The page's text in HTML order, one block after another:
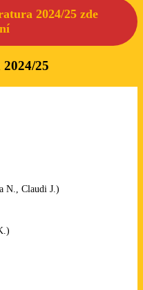
2024/25 zde
25
N., Claudi J.)